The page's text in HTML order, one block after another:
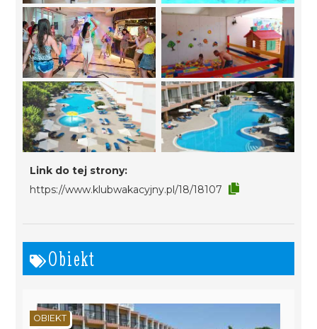
Link do tej strony:
https://www.klubwakacyjny.pl/18/18107
Obiekt
OBIEKT